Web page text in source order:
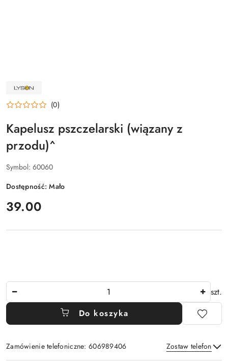
NAZWA
PRODUCENTA:
ŁYSOŃ
(0)
Kapelusz pszczelarski (wiązany z
przodu)^
Symbol: 60060
Dostępność:Mało
cena:
39.00
szt.
Do koszyka
Zamówienie telefoniczne: 606989406 Zostaw telefon